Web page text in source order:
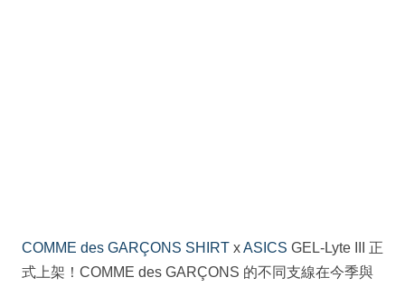
COMME des GARÇONS SHIRT xASICS GEL-Lyte III 正
式上架！COMME des GARÇONS 的不同支線在今季與